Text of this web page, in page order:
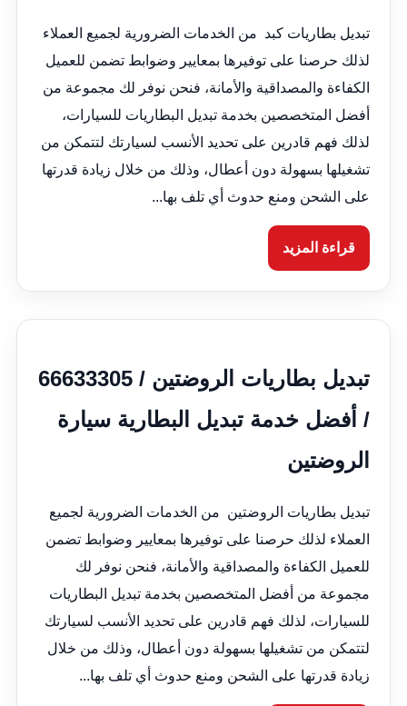
تبديل بطاريات كبد من الخدمات الضرورية لجميع العملاء
لذلك حرصنا على توفيرها بمعايير وضوابط تضمن للعميل
الكفاءة والمصداقية والأمانة، فنحن نوفر لك مجموعة من
أفضل المتخصصين بخدمة تبديل البطاريات للسيارات،
لذلك فهم قادرين على تحديد الأنسب لسيارتك لتتمكن من
تشغيلها بسهولة دون أعطال، وذلك من خلال زيادة قدرتها
على الشحن ومنع حدوث أي تلف بها...
قراءة المزيد
تبديل بطاريات الروضتين / 66633305
/ أفضل خدمة تبديل البطارية سيارة
الروضتين
تبديل بطاريات الروضتين من الخدمات الضرورية لجميع
العملاء لذلك حرصنا على توفيرها بمعايير وضوابط تضمن
للعميل الكفاءة والمصداقية والأمانة، فنحن نوفر لك
مجموعة من أفضل المتخصصين بخدمة تبديل البطاريات
للسيارات، لذلك فهم قادرين على تحديد الأنسب لسيارتك
لتتمكن من تشغيلها بسهولة دون أعطال، وذلك من خلال
زيادة قدرتها على الشحن ومنع حدوث أي تلف بها...